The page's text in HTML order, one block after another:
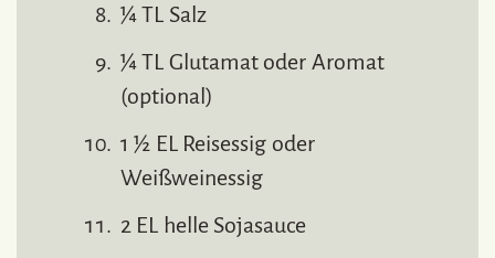
¼ TL Salz
¼ TL Glutamat oder Aromat
(optional)
1 ½ EL Reisessig oder
Weißweinessig
2 EL helle Sojasauce